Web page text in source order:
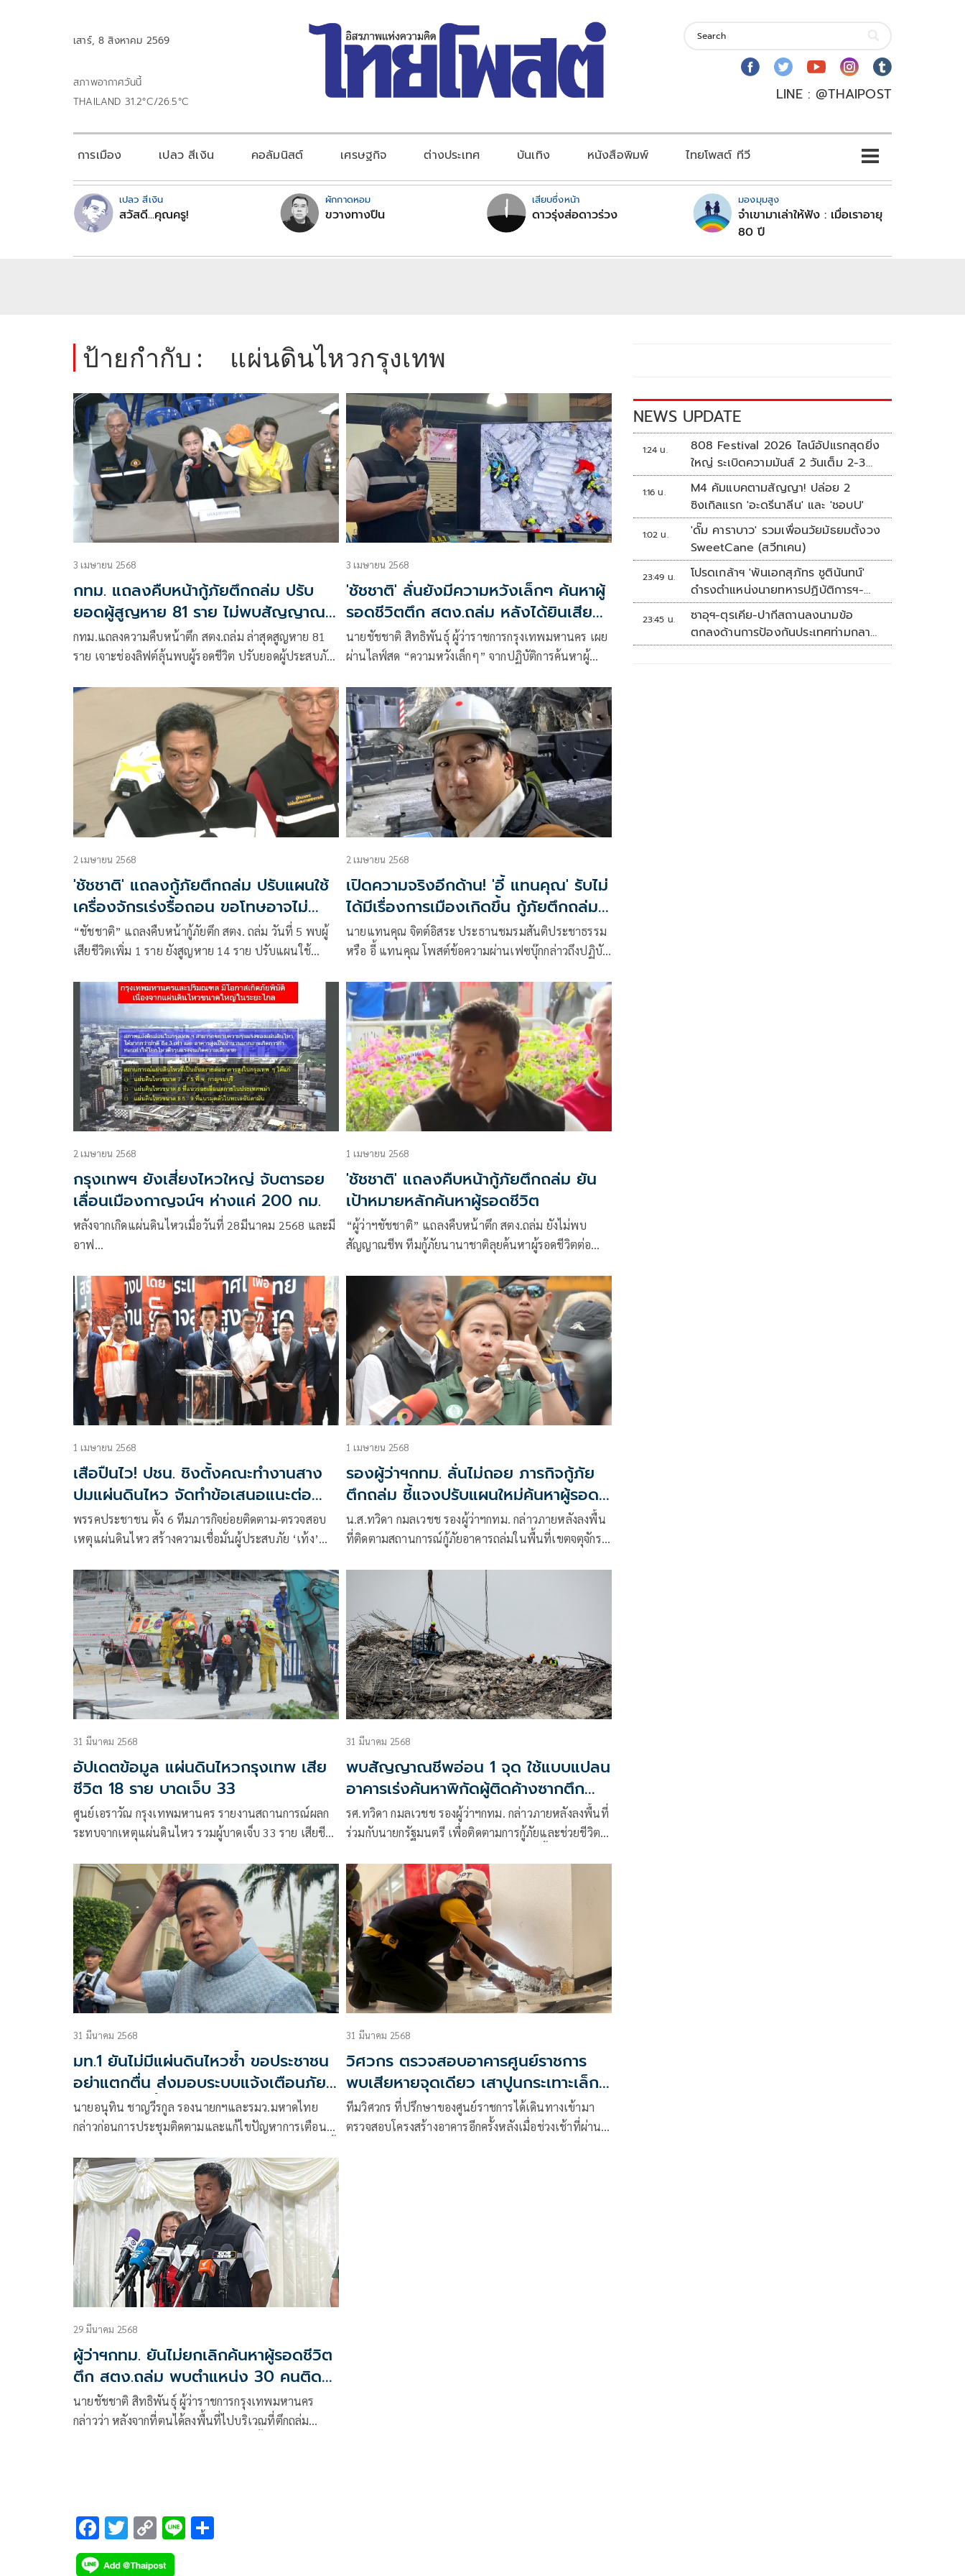
เสาร์, 8 สิงหาคม 2569
สภาพอากาศวันนี้
THAILAND 31.2°C/26.5°C
LINE : @THAIPOST
การเมือง เปลว สีเงิน คอลัมนิสต์ เศรษฐกิจ ต่างประเทศ บันเทิง หนังสือพิมพ์ ไทยโพสต์ ทีวี
เปลว สีเงิน
สวัสดี...คุณครู!
ผักกาดหอม
ขวางทางปืน
เสียบซึ่งหน้า
ดาวรุ่งส่อดาวร่วง
มองมุมสูง
จำเขามาเล่าให้ฟัง : เมื่อเราอายุ
80 ปี
ป้ายกำกับ : แผ่นดินไหวกรุงเทพ
3 เมษายน 2568
กทม. แถลงคืบหน้ากู้ภัยตึกถล่ม ปรับ
ยอดผู้สูญหาย 81 ราย ไม่พบสัญญาณ
ชีพแล้ว
กทม.แถลงความคืบหน้าตึก สตง.ถล่ม ล่าสุดสูญหาย 81
ราย เจาะช่องลิฟต์ลุ้นพบผู้รอดชีวิต ปรับยอดผู้ประสบภัย
3 เมษายน 2568
'ชัชชาติ' ลั่นยังมีความหวังเล็กๆ ค้นหาผู้
รอดชีวิตตึก สตง.ถล่ม หลังได้ยินเสียง
เคาะตอบ
นายชัชชาติ สิทธิพันธุ์ ผู้ว่าราชการกรุงเทพมหานคร เผย
ผ่านไลฟ์สด “ความหวังเล็กๆ” จากปฏิบัติการค้นหาผู้
(สตง.) ถล่ม เขตจตุจักร ว่
2 เมษายน 2568
'ชัชชาติ' แถลงกู้ภัยตึกถล่ม ปรับแผนใช้
เครื่องจักรเร่งรื้อถอน ขอโทษอาจไม่
ถูกใจบางคน
“ชัชชาติ” แถลงคืบหน้ากู้ภัยตึก สตง. ถล่ม วันที่ 5 พบผู้
เสียชีวิตเพิ่ม 1 ราย ยังสูญหาย 14 ราย ปรับแผนใช้
2 เมษายน 2568
เปิดความจริงอีกด้าน! 'อี้ แทนคุณ' รับไม่
ได้มีเรื่องการเมืองเกิดขึ้น กู้ภัยตึกถล่ม
อยู่ในภาวะทำๆหยุดๆ
นายแทนคุณ จิตต์อิสระ ประธานชมรมสันติประชาธรรม
หรือ อี้ แทนคุณ โพสต์ข้อความผ่านเฟซบุ๊กกล่าวถึงปฏิบัติ
ว่า
2 เมษายน 2568
กรุงเทพฯ ยังเสี่ยงไหวใหญ่ จับตารอย
เลื่อนเมืองกาญจน์ฯ ห่างแค่ 200 กม.
หลังจากเกิดแผ่นดินไหวเมื่อวันที่ 28มีนาคม 2568 และมี
อาฟ…
1 เมษายน 2568
'ชัชชาติ' แถลงคืบหน้ากู้ภัยตึกถล่ม ยัน
เป้าหมายหลักค้นหาผู้รอดชีวิต
“ผู้ว่าฯชัชชาติ” แถลงคืบหน้าตึก สตง.ถล่ม ยังไม่พบ
สัญญาณชีพ ทีมกู้ภัยนานาชาติลุยค้นหาผู้รอดชีวิตต่อ
1 เมษายน 2568
เสือปืนไว! ปชน. ชิงตั้งคณะทำงานสาง
ปมแผ่นดินไหว จัดทำข้อเสนอแนะต่อ
รัฐบาล
พรรคประชาชน ตั้ง 6 ทีมภารกิจย่อยติดตาม-ตรวจสอบ
เหตุแผ่นดินไหว สร้างความเชื่อมั่นผู้ประสบภัย ‘เท้ง’
ก้าวแรกที่ดี
1 เมษายน 2568
รองผู้ว่าฯกทม. ลั่นไม่ถอย ภารกิจกู้ภัย
ตึกถล่ม ชี้แจงปรับแผนใหม่ค้นหาผู้รอด
ชีวิต
น.ส.ทวิดา กมลเวชช รองผู้ว่าฯกทม. กล่าวภายหลังลงพื้น
ที่ติดตามสถานการณ์กู้ภัยอาคารถล่มในพื้นที่เขตจตุจักร
31 มีนาคม 2568
อัปเดตข้อมูล แผ่นดินไหวกรุงเทพ เสีย
ชีวิต 18 ราย บาดเจ็บ 33
ศูนย์เอราวัณ กรุงเทพมหานคร รายงานสถานการณ์ผลก
ระทบจากเหตุแผ่นดินไหว รวมผู้บาดเจ็บ 33 ราย เสียชีวิต
31 มีนาคม 2568
พบสัญญาณชีพอ่อน 1 จุด ใช้แบบแปลน
อาคารเร่งค้นหาพิกัดผู้ติดค้างซากตึก
ถล่ม
รศ.ทวิดา กมลเวชช รองผู้ว่าฯกทม. กล่าวภายหลังลงพื้นที่
ร่วมกับนายกรัฐมนตรี เพื่อติดตามการกู้ภัยและช่วยชีวิตผู้
จตุจักร
31 มีนาคม 2568
มท.1 ยันไม่มีแผ่นดินไหวซ้ำ ขอประชาชน
อย่าแตกตื่น ส่งมอบระบบแจ้งเตือนภัย
ฉุกเฉิน ส.ค.นี้
นายอนุทิน ชาญวีรกูล รองนายกฯและรมว.มหาดไทย
กล่าวก่อนการประชุมติดตามและแก้ไขปัญหาการเตือน
ไม่มีอะไรเสนอ เนื่องจากขณะนี้มีการลดระดับความ
รุนแรง จากระดับ 3 เหลือระดับ 2
31 มีนาคม 2568
วิศวกร ตรวจสอบอาคารศูนย์ราชการ
พบเสียหายจุดเดียว เสาปูนกระเทาะเล็ก
น้อย
ทีมวิศวกร ที่ปรึกษาของศูนย์ราชการได้เดินทางเข้ามา
ตรวจสอบโครงสร้างอาคารอีกครั้งหลังเมื่อช่วงเช้าที่ผ่าน
29 มีนาคม 2568
ผู้ว่าฯกทม. ยันไม่ยกเลิกค้นหาผู้รอดชีวิต
ตึก สตง.ถล่ม พบตำแหน่ง 30 คนติด
ค้างในอาคาร
นายชัชชาติ สิทธิพันธุ์ ผู้ว่าราชการกรุงเทพมหานคร
กล่าวว่า หลังจากที่ตนได้ลงพื้นที่ไปบริเวณที่ตึกถล่ม
F
ac
T
wi
C
o
Li
NEWS UPDATE
1:24 น.
808 Festival 2026 ไลน์อัปแรกสุดยิ่ง
ใหญ่ ระเบิดความมันส์ 2 วันเต็ม 2-3
ต.ค.นี้
1:16 น.
M4 คัมแบคตามสัญญา! ปล่อย 2
ซิงเกิลแรก 'อะดรีนาลีน' และ 'ชอบU'
1:02 น.
'ดั๊ม คาราบาว' รวมเพื่อนวัยมัธยมตั้งวง
SweetCane (สวีทเคน)
23:49 น.
โปรดเกล้าฯ 'พันเอกสุภัทร ชูตินันทน์'
ดำรงตำแหน่งนายทหารปฏิบัติการฯ-
พระราชทานยศ 'พลตรี'
23:45 น.
ซาอุฯ-ตุรเคีย-ปากีสถานลงนามข้อ
ตกลงด้านการป้องกันประเทศท่ามกลาง
สงครามในภูมิภาค